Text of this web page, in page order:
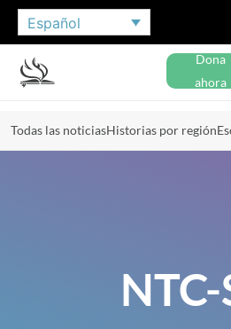
Español
Dona
ahora
Todas las noticiasHistorias por región